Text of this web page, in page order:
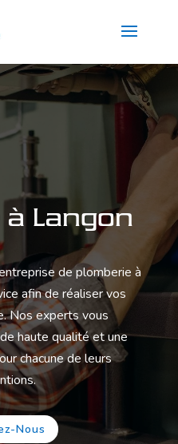
à Langon
de plomberie à
afin de réaliser vos
Nos experts vous
haute qualité et une
chacune de leurs
Nous